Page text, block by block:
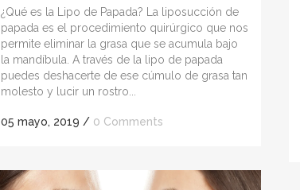
¿Qué es la Lipo de Papada? La liposucción de
papada es el procedimiento quirúrgico que nos
permite eliminar la grasa que se acumula bajo
la mandíbula. A través de la lipo de papada
puedes deshacerte de ese cúmulo de grasa tan
molesto y lucir un rostro...
05 mayo, 2019 / 0 Comments